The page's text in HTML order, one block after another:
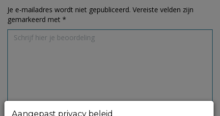
Je e-mailadres wordt niet gepubliceerd. Vereiste velden zijn
gemarkeerd met *
Aangepast privacy beleid